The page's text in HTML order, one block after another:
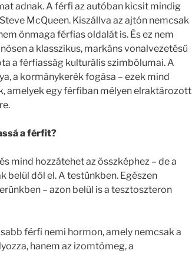
adnak. A férfi az autóban kicsit mindig
McQueen. Kiszállva az ajtón nemcsak
önmaga férfias oldalát is. És ez nem
a klasszikus, markáns vonalvezetésű
a férfiasság kulturális szimbólumai. A
a kormánykerék fogása – ezek mind
amelyek egy férfiban mélyen elraktározott
a férfit?
mind hozzátehet az összképhez – de a
belül dől el. A testünkben. Egészen
– azon belül is a tesztoszteron
férfi nemi hormon, amely nemcsak a
hanem az izomtömeg, a